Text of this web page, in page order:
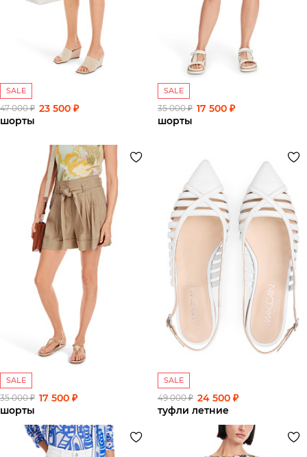
SALE
47 000 ₽ 23 500 ₽
шорты
SALE
35 000 ₽ 17 500 ₽
шорты
SALE
35 000 ₽ 17 500 ₽
шорты
SALE
49 000 ₽ 24 500 ₽
туфли летние